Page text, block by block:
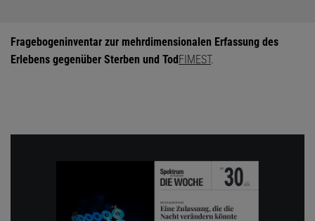
Fragebogeninventar zur mehrdimensionalen Erfassung des
Erlebens gegenüber Sterben und TodFIMEST.